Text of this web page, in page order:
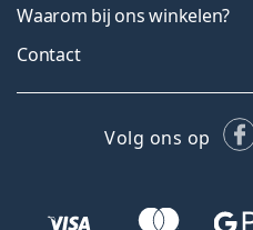
Waarom bij ons winkelen?
Contact
Volg ons op